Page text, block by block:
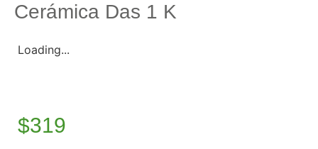
Cerámica Das 1 K
Loading...
$319